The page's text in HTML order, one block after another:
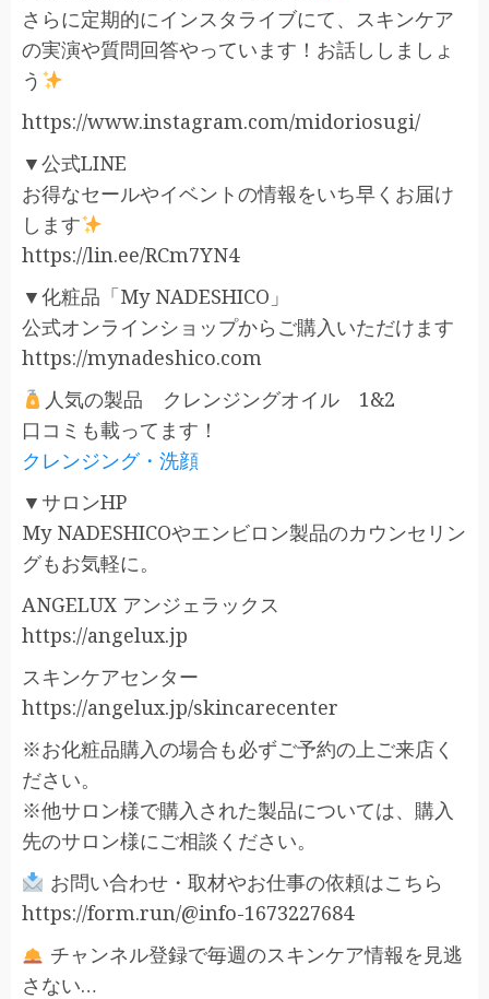
さらに定期的にインスタライブにて、スキンケア
の実演や質問回答やっています！お話ししましょ
う
https://www.instagram.com/midoriosugi/
▼公式LINE
お得なセールやイベントの情報をいち早くお届け
します
https://lin.ee/RCm7YN4
▼化粧品「My NADESHICO」
公式オンラインショップからご購入いただけます
https://mynadeshico.com
人気の製品 クレンジングオイル 1&2
口コミも載ってます！
クレンジング・洗顔
▼サロンHP
My NADESHICOやエンビロン製品のカウンセリン
グもお気軽に。
ANGELUX アンジェラックス
https://angelux.jp
スキンケアセンター
https://angelux.jp/skincarecenter
※お化粧品購入の場合も必ずご予約の上ご来店く
ださい。
※他サロン様で購入された製品については、購入
先のサロン様にご相談ください。
お問い合わせ・取材やお仕事の依頼はこちら
https://form.run/@info-1673227684
チャンネル登録で毎週のスキンケア情報を見逃
さない…